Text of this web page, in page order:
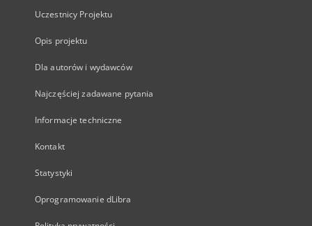
Uczestnicy Projektu
Opis projektu
Dla autorów i wydawców
Najczęściej zadawane pytania
Informacje techniczne
Kontakt
Statystyki
Oprogramowanie dLibra